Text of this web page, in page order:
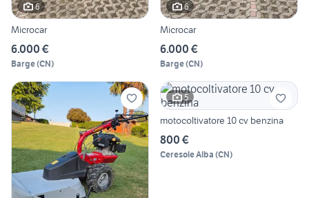
6
Microcar
6.000 €
Barge(CN)
6
Microcar
6.000 €
Barge(CN)
5
motocoltivatore 10 cv benzina
800 €
Ceresole Alba (CN)